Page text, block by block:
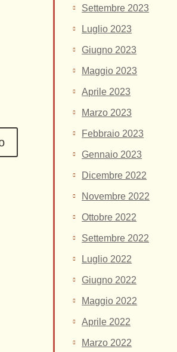
Settembre 2023
Luglio 2023
Giugno 2023
Maggio 2023
Aprile 2023
Marzo 2023
Febbraio 2023
Gennaio 2023
Dicembre 2022
Novembre 2022
Ottobre 2022
Settembre 2022
Luglio 2022
Giugno 2022
Maggio 2022
Aprile 2022
Marzo 2022